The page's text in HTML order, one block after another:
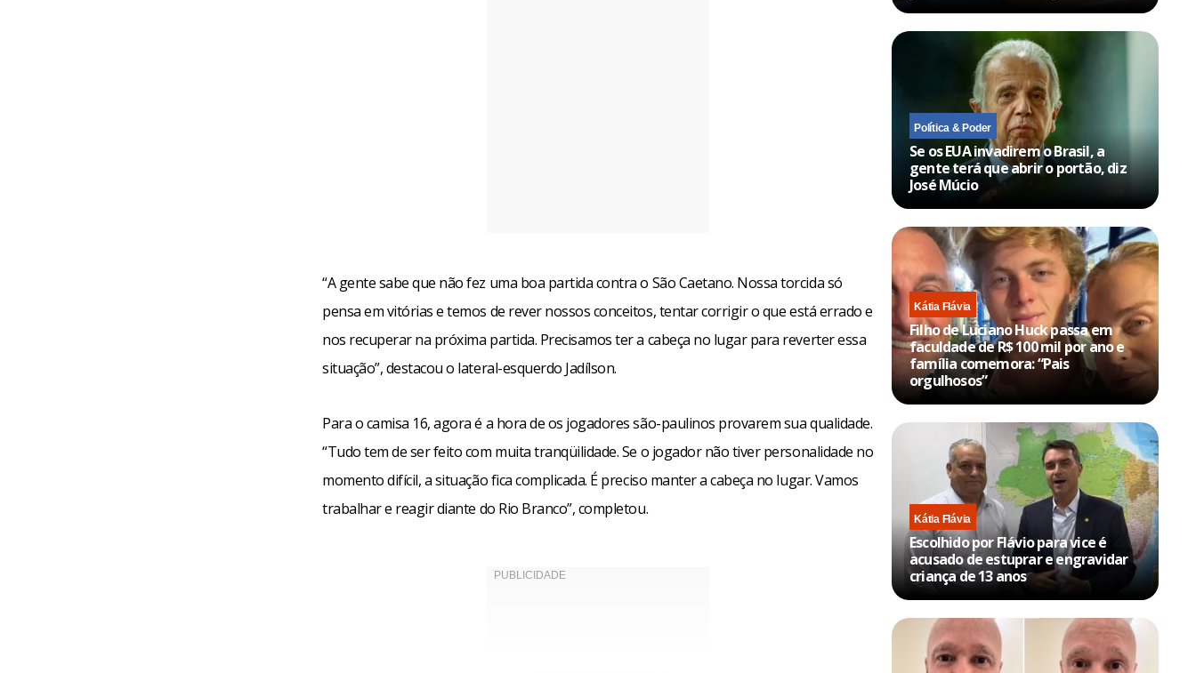
“A gente sabe que não fez uma boa partida contra o São Caetano. Nossa torcida só
pensa em vitórias e temos de rever nossos conceitos, tentar corrigir o que está errado e
nos recuperar na próxima partida. Precisamos ter a cabeça no lugar para reverter essa
situação”, destacou o lateral-esquerdo Jadílson.
Para o camisa 16, agora é a hora de os jogadores são-paulinos provarem sua qualidade.
“Tudo tem de ser feito com muita tranqüilidade. Se o jogador não tiver personalidade no
momento difícil, a situação fica complicada. É preciso manter a cabeça no lugar. Vamos
trabalhar e reagir diante do Rio Branco”, completou.
Política & Poder
Se os EUA invadirem o Brasil, a
gente terá que abrir o portão, diz
José Múcio
Kátia Flávia
Filho de Luciano Huck passa em
faculdade de R$ 100 mil por ano e
família comemora: “Pais
orgulhosos”
Kátia Flávia
Escolhido por Flávio para vice é
acusado de estuprar e engravidar
criança de 13 anos